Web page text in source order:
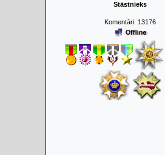
Stāstnieks
Komentāri: 13176